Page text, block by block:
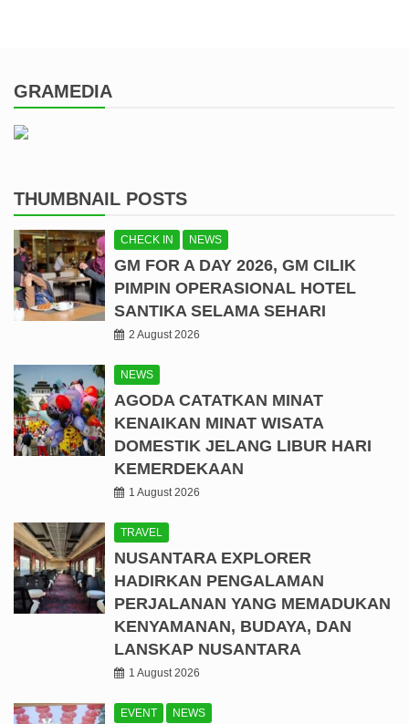
GRAMEDIA
THUMBNAIL POSTS
CHECK IN NEWS
GM FOR A DAY 2026, GM CILIK
PIMPIN OPERASIONAL HOTEL
SANTIKA SELAMA SEHARI
2 August 2026
NEWS
AGODA CATATKAN MINAT
KENAIKAN MINAT WISATA
DOMESTIK JELANG LIBUR HARI
KEMERDEKAAN
1 August 2026
TRAVEL
NUSANTARA EXPLORER
HADIRKAN PENGALAMAN
PERJALANAN YANG MEMADUKAN
KENYAMANAN, BUDAYA, DAN
LANSKAP NUSANTARA
1 August 2026
EVENT NEWS